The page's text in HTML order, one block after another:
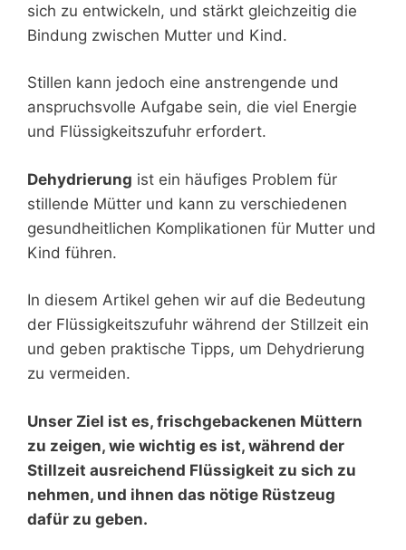
sich zu entwickeln, und stärkt gleichzeitig die
Bindung zwischen Mutter und Kind.
Stillen kann jedoch eine anstrengende und
anspruchsvolle Aufgabe sein, die viel Energie
und Flüssigkeitszufuhr erfordert.
Dehydrierung ist ein häufiges Problem für
stillende Mütter und kann zu verschiedenen
gesundheitlichen Komplikationen für Mutter und
Kind führen.
In diesem Artikel gehen wir auf die Bedeutung
der Flüssigkeitszufuhr während der Stillzeit ein
und geben praktische Tipps, um Dehydrierung
zu vermeiden.
Unser Ziel ist es, frischgebackenen Müttern
zu zeigen, wie wichtig es ist, während der
Stillzeit ausreichend Flüssigkeit zu sich zu
nehmen, und ihnen das nötige Rüstzeug
dafür zu geben.